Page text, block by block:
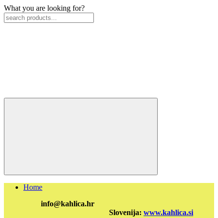
What you are looking for?
Home
info@kahlica.hr
Slovenija: www.kahlica.si